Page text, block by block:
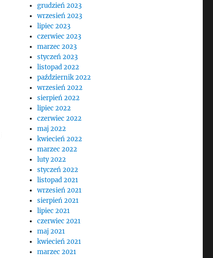
grudzień 2023
wrzesień 2023
lipiec 2023
czerwiec 2023
marzec 2023
styczeń 2023
listopad 2022
październik 2022
wrzesień 2022
sierpień 2022
lipiec 2022
czerwiec 2022
maj 2022
kwiecień 2022
marzec 2022
luty 2022
styczeń 2022
listopad 2021
wrzesień 2021
sierpień 2021
lipiec 2021
czerwiec 2021
maj 2021
kwiecień 2021
marzec 2021